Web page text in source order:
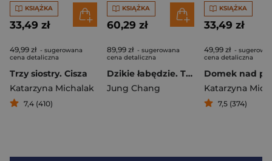
KSIĄŻKA
33,49 zł
49,99 zł - sugerowana
cena detaliczna
Trzy siostry. Cisza
Katarzyna Michalak
7,4 (410)
KSIĄŻKA
60,29 zł
89,99 zł - sugerowana
cena detaliczna
Dzikie łabędzie. Trzy córki Chin [2025]
Jung Chang
KSIĄŻKA
33,49 zł
49,99 zł -
cena detaliczna
Katarzyna
7,5 (374)